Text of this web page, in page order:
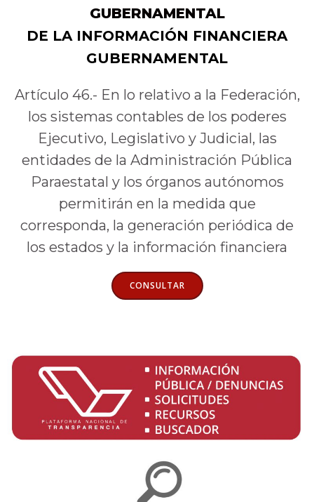
GUBERNAMENTAL
DE LA INFORMACIÓN FINANCIERA
GUBERNAMENTAL
Artículo 46.- En lo relativo a la Federación,
los sistemas contables de los poderes
Ejecutivo, Legislativo y Judicial, las
entidades de la Administración Pública
Paraestatal y los órganos autónomos
permitirán en la medida que
corresponda, la generación periódica de
los estados y la información financiera
CONSULTAR